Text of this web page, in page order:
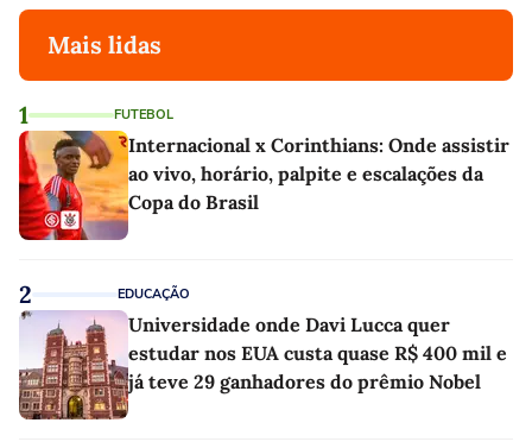
Mais lidas
1 FUTEBOL
Internacional x Corinthians: Onde assistir
ao vivo, horário, palpite e escalações da
Copa do Brasil
2 EDUCAÇÃO
Universidade onde Davi Lucca quer
estudar nos EUA custa quase R$ 400 mil e
já teve 29 ganhadores do prêmio Nobel